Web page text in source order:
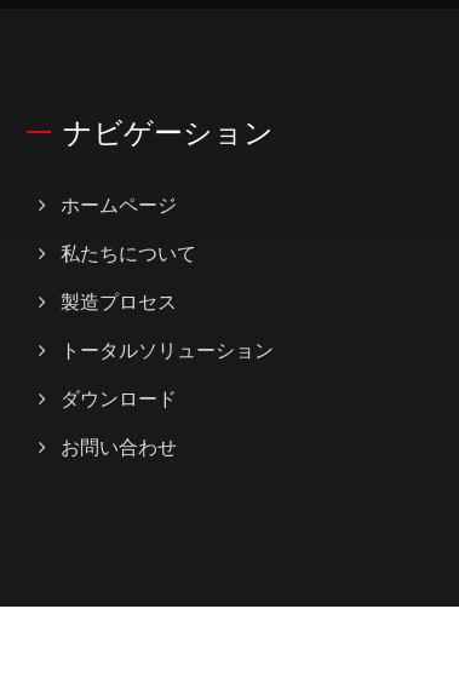
ナビゲーション
ホームページ
私たちについて
製造プロセス
トータルソリューション
ダウンロード
お問い合わせ